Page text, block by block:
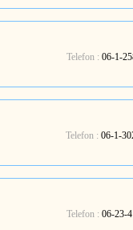
Telefon : 06-1-
Telefon : 06-1-
Telefon : 06-23-